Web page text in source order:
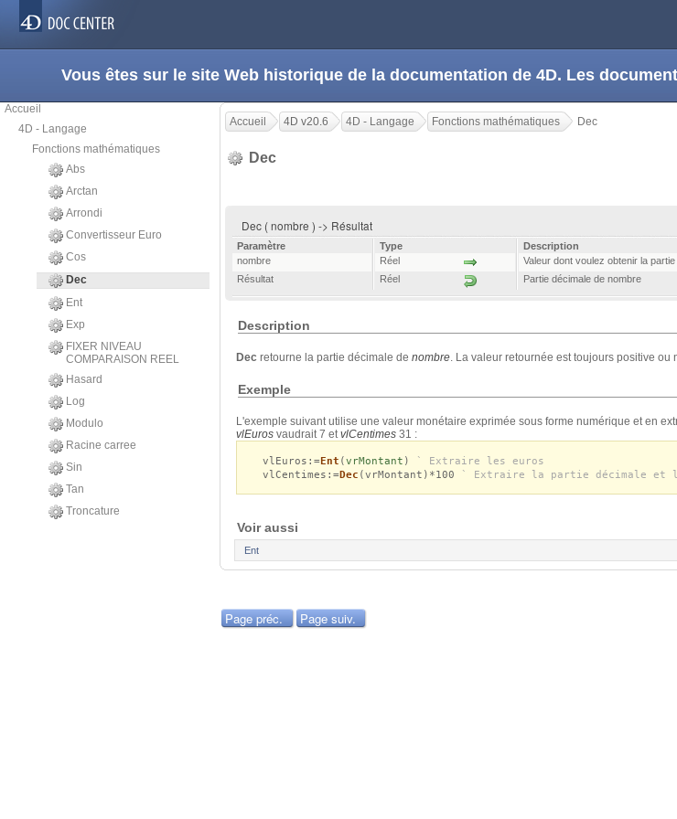
Vous êtes sur le site Web historique de la documentation de 4D. Les
Accueil
4D - Langage
Fonctions mathématiques
Abs
Arctan
Arrondi
Convertisseur Euro
Cos
Dec
Ent
Exp
FIXER NIVEAU
COMPARAISON REEL
Hasard
Log
Modulo
Racine carree
Sin
Tan
Troncature
Accueil 4D v20.6 4D - Langage Fonctions mathématiques Dec
Dec
Dec ( nombre ) -> Résultat
Paramètre Type
Description
nombre
Réel
Valeur dont voulez obtenir la
Résultat
Réel Partie décimale de nombre
Description
Dec retourne la partie décimale de nombre. La valeur retournée est toujours positive ou
Exemple
L'exemple suivant utilise une valeur monétaire exprimée sous forme numérique et en
vlEuros vaudrait 7 et vlCentimes 31 :
vlEuros:=Ent (vrMontant )
` Extraire les euros
vlCentimes:=Dec (vrMontant)*100 ` Extraire la partie décimale et
Voir aussi
Ent
Page préc. Page suiv.